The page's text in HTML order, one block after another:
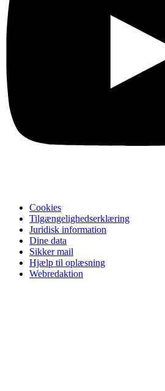
Cookies
Tilgængelighedserklæring
Juridisk information
Dine data
Sikker mail
Hjælp til oplæsning
Webredaktion